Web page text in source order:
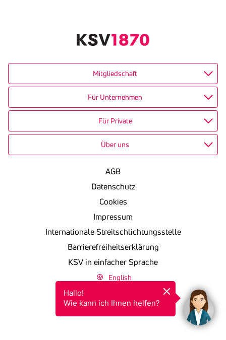
Mitgliedschaft
Für Unternehmen
Für Private
Über uns
English
AGB
Datenschutz
Cookies
Impressum
Internationale Streitschlichtungsstelle
Barrierefreiheitserklärung
KSV in einfacher Sprache
Hallo!
Wie kann ich Ihnen helfen?